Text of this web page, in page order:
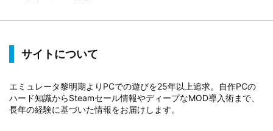
サイトについて
エミュレータ黎明期よりPCでの遊びを25年以上追求。自作PCの
ハード知識からSteamセール情報やディープなMOD導入術まで、
長年の経験に基づいた情報をお届けします。